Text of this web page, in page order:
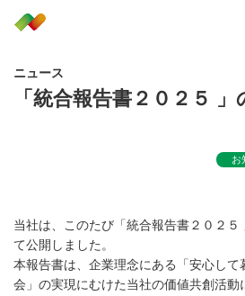
ニュース
「統合報告書２０２５ 」
お
当社は、このたび「統合報告書２０２５
て公開しました。
本報告書は、企業理念にある「安心して
会」の実現にむけた当社の価値共創活